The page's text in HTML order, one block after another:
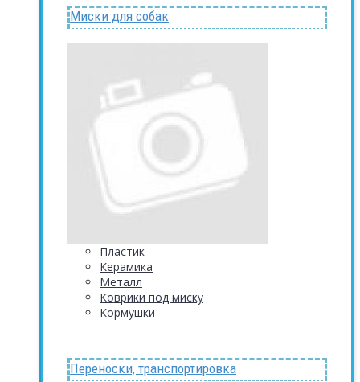
Миски для собак
Пластик
Керамика
Металл
Коврики под миску
Кормушки
Переноски, транспортировка